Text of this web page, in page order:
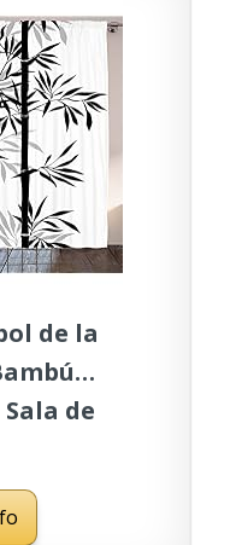
de la
de
Paños,
Negro